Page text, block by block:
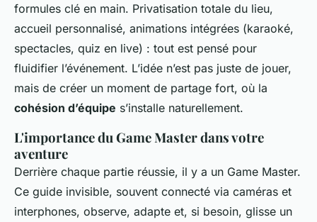
formules clé en main. Privatisation totale du lieu,
accueil personnalisé, animations intégrées (karaoké,
spectacles, quiz en live) : tout est pensé pour
fluidifier l’événement. L’idée n’est pas juste de jouer,
mais de créer un moment de partage fort, où la
cohésion d’équipe s’installe naturellement.
L'importance du Game Master dans votre
aventure
Derrière chaque partie réussie, il y a un Game Master.
Ce guide invisible, souvent connecté via caméras et
interphones, observe, adapte et, si besoin, glisse un